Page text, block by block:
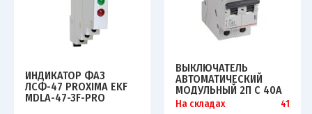
ИНДИКАТОР ФАЗ
ЛСФ-47 PROXIMA EKF
MDLA-47-3F-PRO
ВЫКЛЮЧАТЕЛЬ
АВТОМАТИЧЕСКИЙ
МОДУЛЬНЫЙ 2П C 40А
4.5КА RX3 LEG 419701
На складах 41